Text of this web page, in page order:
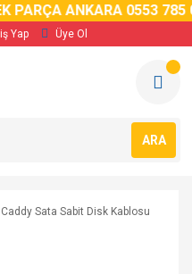
ANKARA 0553 785 02
Yap Üye Ol
ARA